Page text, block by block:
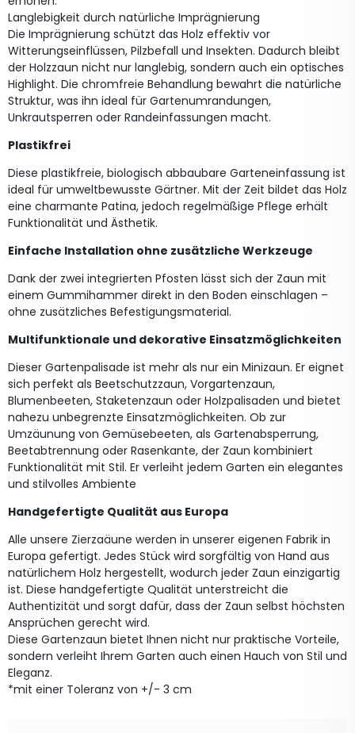
Langlebigkeit durch natürliche Imprägnierung
Die Imprägnierung schützt das Holz effektiv vor
Witterungseinflüssen, Pilzbefall und Insekten. Dadurch bleibt
der Holzzaun nicht nur langlebig, sondern auch ein optisches
Highlight. Die chromfreie Behandlung bewahrt die natürliche
Struktur, was ihn ideal für Gartenumrandungen,
Unkrautsperren oder Randeinfassungen macht.
Plastikfrei
Diese plastikfreie, biologisch abbaubare Garteneinfassung ist
ideal für umweltbewusste Gärtner. Mit der Zeit bildet das Holz
eine charmante Patina, jedoch regelmäßige Pflege erhält
Funktionalität und Ästhetik.
Einfache Installation ohne zusätzliche Werkzeuge
Dank der zwei integrierten Pfosten lässt sich der Zaun mit
einem Gummihammer direkt in den Boden einschlagen –
ohne zusätzliches Befestigungsmaterial.
Multifunktionale und dekorative Einsatzmöglichkeiten
Dieser Gartenpalisade ist mehr als nur ein Minizaun. Er eignet
sich perfekt als Beetschutzzaun, Vorgartenzaun,
Blumenbeeten, Staketenzaun oder Holzpalisaden und bietet
nahezu unbegrenzte Einsatzmöglichkeiten. Ob zur
Umzäunung von Gemüsebeeten, als Gartenabsperrung,
Beetabtrennung oder Rasenkante, der Zaun kombiniert
Funktionalität mit Stil. Er verleiht jedem Garten ein elegantes
und stilvolles Ambiente
Handgefertigte Qualität aus Europa
Alle unsere Zierzaäune werden in unserer eigenen Fabrik in
Europa gefertigt. Jedes Stück wird sorgfältig von Hand aus
natürlichem Holz hergestellt, wodurch jeder Zaun einzigartig
ist. Diese handgefertigte Qualität unterstreicht die
Authentizität und sorgt dafür, dass der Zaun selbst höchsten
Ansprüchen gerecht wird.
Diese Gartenzaun bietet Ihnen nicht nur praktische Vorteile,
sondern verleiht Ihrem Garten auch einen Hauch von Stil und
Eleganz.
*mit einer Toleranz von +/- 3 cm